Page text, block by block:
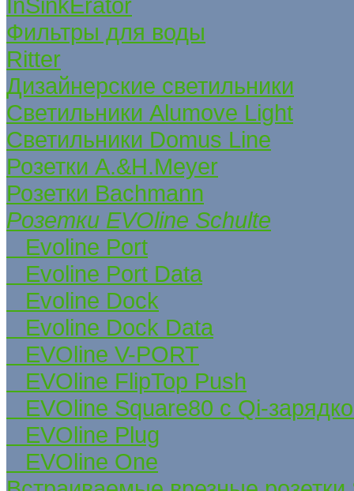
Фильтры для воды
Ritter
Дизайнерские светильники
Светильники Alumove Light
Светильники Domus Line
Розетки A.&H.Meyer
Розетки Bachmann
Розетки EVOline Schulte
Evoline Port
Evoline Port Data
Evoline Dock
Evoline Dock Data
EVOline V-PORT
EVOline FlipTop Push
EVOline Square80 с Qi-
EVOline Plug
EVOline One